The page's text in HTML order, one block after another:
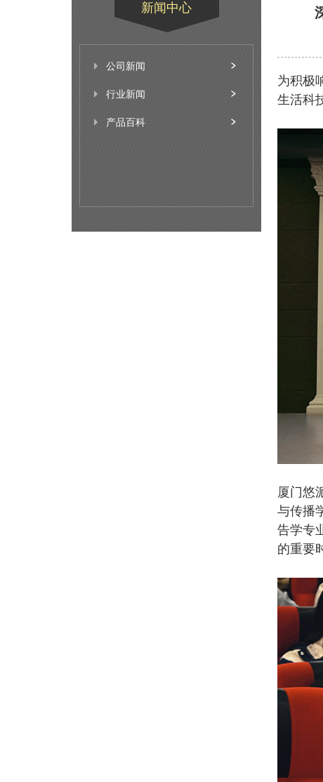
新闻中心
公司新闻
行业新闻
产品百科
为积极
生活科
厦门悠
与传播
告学专
的重要